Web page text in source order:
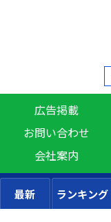
広告掲載
お問い合わせ
会社案内
最新 ランキング